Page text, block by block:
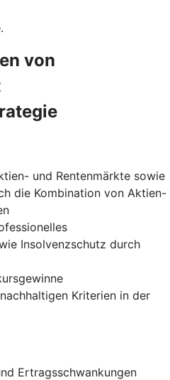
von
und Rentenmärkte sowie
die Kombination von Aktien-
Insolvenzschutz durch
Kriterien in der
Ertragsschwankungen